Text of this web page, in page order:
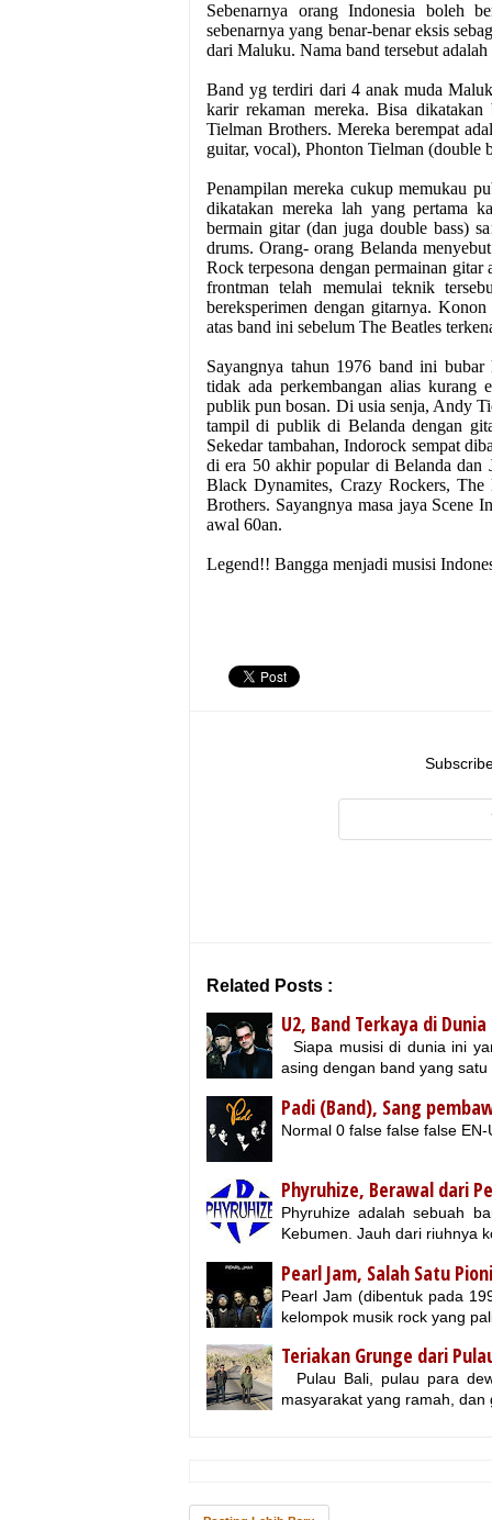
Sebenarnya orang Indonesia boleh
sebenarnya yang benar-benar eksis
dari Maluku. Nama band tersebut
Band yg terdiri dari 4 anak muda
karir rekaman mereka. Bisa
Tielman Brothers. Mereka berempat
guitar, vocal), Phonton Tielman (double
Penampilan mereka cukup memukau
dikatakan mereka lah yang pertama
bermain gitar (dan juga double bass)
drums. Orang- orang Belanda
Rock terpesona dengan permainan
frontman telah memulai teknik
bereksperimen dengan gitarnya.
atas band ini sebelum The Beatles
Sayangnya tahun 1976 band ini bubar
tidak ada perkembangan alias kurang
publik pun bosan. Di usia senja, Andy
tampil di publik di Belanda dengan
Sekedar tambahan, Indorock sempat
di era 50 akhir popular di Belanda dan
Black Dynamites, Crazy Rockers,
Brothers. Sayangnya masa jaya Scene
awal 60an.
Legend!! Bangga menjadi musisi
Related Posts :
U2, Band Terkaya di Dunia
Siapa musisi di dunia ini
asing dengan band yang satu
Padi (Band), Sang
Normal 0 false false false
Phyruhize, Berawal dari
Phyruhize adalah sebuah
Kebumen. Jauh dari riuhnya
Pearl Jam, Salah Satu
Pearl Jam (dibentuk pada
kelompok musik rock yang
Teriakan Grunge dari
Pulau Bali, pulau para
masyarakat yang ramah, dan